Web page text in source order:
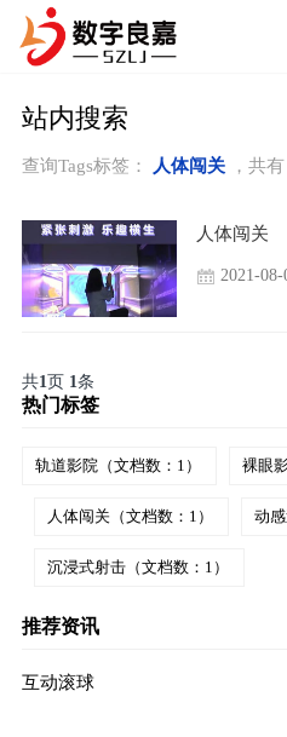
站内搜索
查询Tags标签： 人体闯关，共有
人体闯关
2021-08-
共1页 1条
热门标签
轨道影院（文档数：1） 裸眼
人体闯关（文档数：1） 动
沉浸式射击（文档数：1）
推荐资讯
互动滚球